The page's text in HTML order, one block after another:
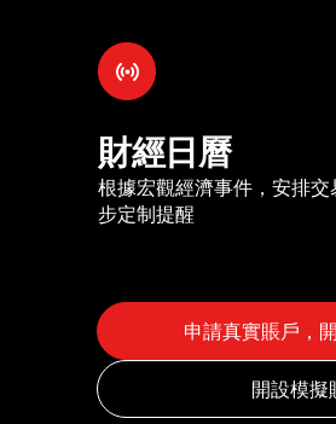
財經日曆
根據宏觀經濟事件，安排
步定制提醒